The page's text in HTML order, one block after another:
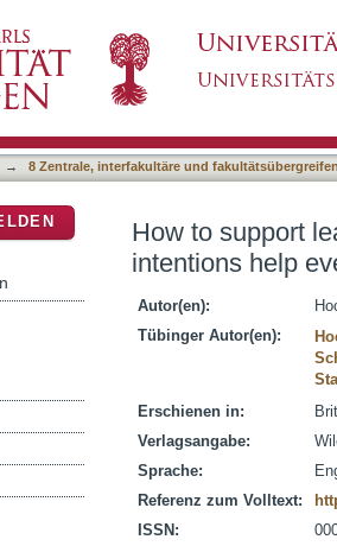
→ 8 Zentrale, interfakultäre und
How to support
intentions help
Autor(en):
Tübinger Autor(en):
Erschienen in:
Verlagsangabe:
Sprache:
Referenz zum Volltext:
ISSN: